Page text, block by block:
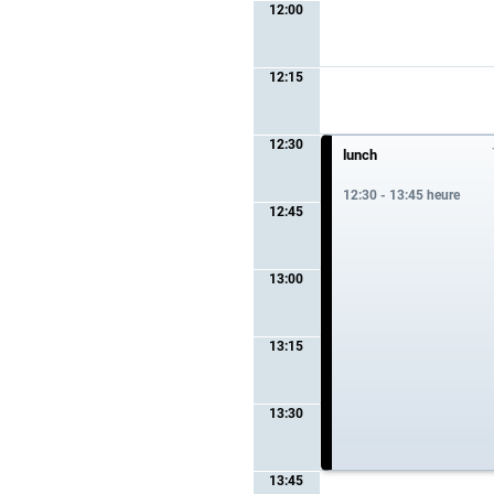
12:00
12:15
12:30
12:45
13:00
13:15
13:30
13:45
lunch
12:30 - 13:45 heure